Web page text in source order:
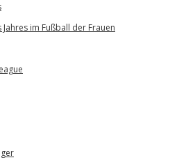
im Fußball der Frauen